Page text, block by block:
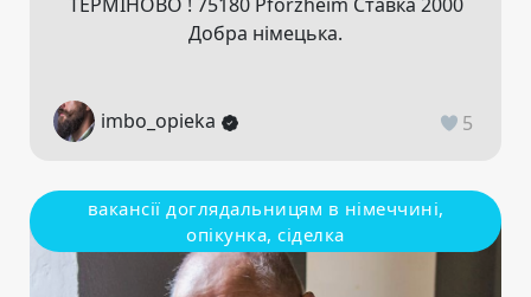
Добра німецька.
imbo_opieka 5
вакансії доглядальницям в німеччині,
опікунка, сіделка